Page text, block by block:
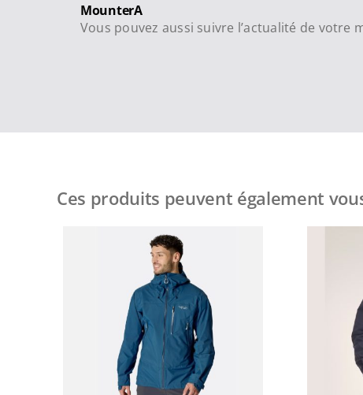
MounterA
Vous pouvez aussi suivre l’actualité de votre
Ces produits peuvent également